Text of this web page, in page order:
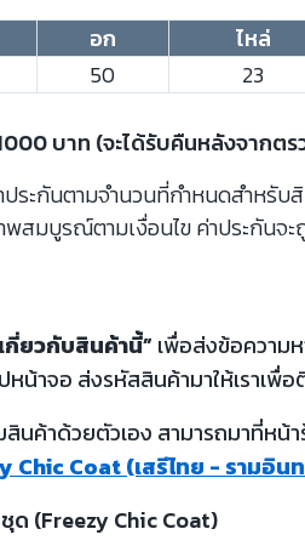
อก ไหล่
50 23
บาท (จะได้รับคืนหลังจากต
ประกันตามจำนวนที่กำหนดสำหรั
สมบูรณ์ตามเงื่อนไข ค่าประกันจ
กี่ยวกับสินค้านี้”เพื่อส่งข้อความห
น้าจอ ส่งรหัสสินค้ามาให้เราเพื่อ
นค้าด้วยตัวเอง สามารถมาที่หน้า
Chic Coat (เสรีไทย - รามอิน
ด (Freezy Chic Coat)